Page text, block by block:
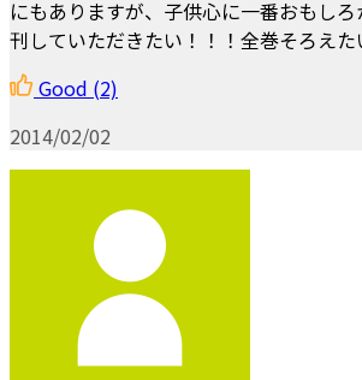
にもありますが、子供心に一番おもし
刊していただきたい！！！全巻そろえた
Good (2)
2014/02/02